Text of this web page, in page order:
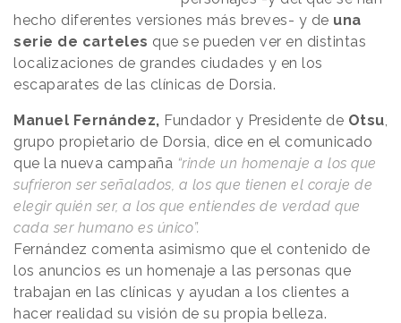
hecho diferentes versiones más breves- y de una
serie de carteles que se pueden ver en distintas
localizaciones de grandes ciudades y en los
escaparates de las clínicas de Dorsia.
Manuel Fernández, Fundador y Presidente de Otsu,
grupo propietario de Dorsia, dice en el comunicado
que la nueva campaña “rinde un homenaje a los que
sufrieron ser señalados, a los que tienen el coraje de
elegir quién ser, a los que entiendes de verdad que
cada ser humano es único”.
Fernández comenta asimismo que el contenido de
los anuncios es un homenaje a las personas que
trabajan en las clínicas y ayudan a los clientes a
hacer realidad su visión de su propia belleza.